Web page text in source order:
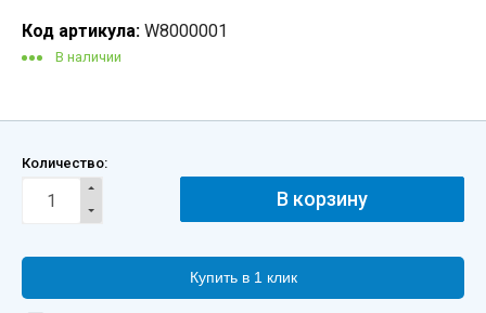
Код артикула: W8000001
В наличии
Количество:
Купить в 1 клик